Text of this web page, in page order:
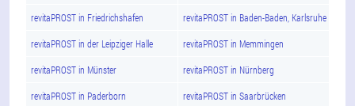
revitaPROST in Friedrichshafen revitaPROST in Baden-Baden, Karlsruhe
revitaPROST in der Leipziger Halle revitaPROST in Memmingen
revitaPROST in Münster revitaPROST in Nürnberg
revitaPROST in Paderborn revitaPROST in Saarbrücken